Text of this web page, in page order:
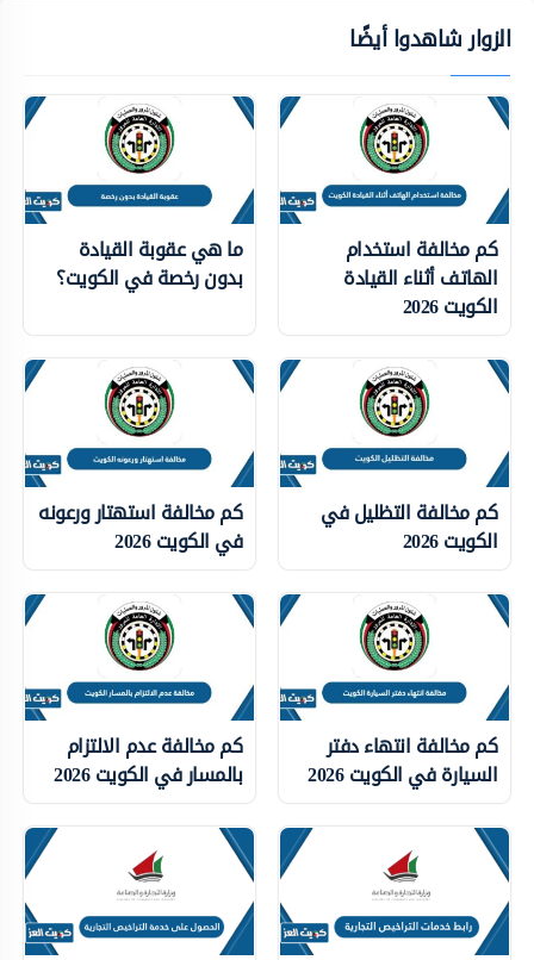
الزوار شاهدوا أيضًا
كم مخالفة استخدام
الهاتف أثناء القيادة
الكويت 2026
ما هي عقوبة القيادة
بدون رخصة في الكويت؟
كم مخالفة التظليل في
الكويت 2026
كم مخالفة استهتار ورعونه
في الكويت 2026
كم مخالفة انتهاء دفتر
السيارة في الكويت 2026
كم مخالفة عدم الالتزام
بالمسار في الكويت 2026